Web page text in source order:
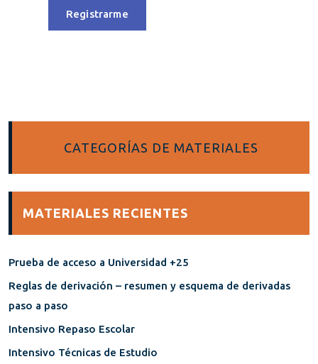
Registrarme
CATEGORÍAS DE MATERIALES
MATERIALES RECIENTES
Prueba de acceso a Universidad +25
Reglas de derivación – resumen y esquema de derivadas
paso a paso
Intensivo Repaso Escolar
Intensivo Técnicas de Estudio